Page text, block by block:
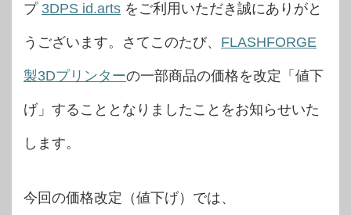
プ 3DPS id.arts をご利用いただき誠にありがと
うございます。さてこのたび、 FLASHFORGE
製3Dプリンターの一部商品の価格を改定「値下
げ」することとなりましたことをお知らせいた
します。
今回の価格改定（値下げ）では、